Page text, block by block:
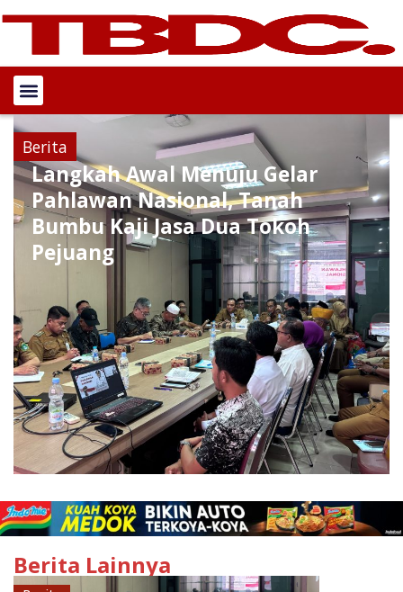
Berita
Langkah Awal Menuju Gelar
Pahlawan Nasional, Tanah
Bumbu Kaji Jasa Dua Tokoh
Pejuang
Berita Lainnya